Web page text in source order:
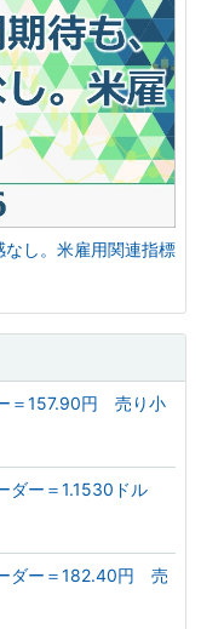
し。米雇用関連指標
＝157.90円 売り小
ダー＝1.1530ドル
ーダー＝182.40円 売